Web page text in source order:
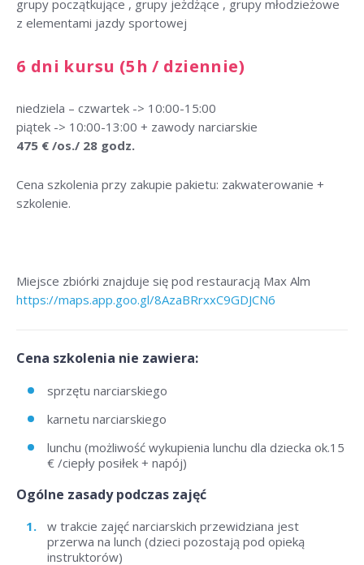
grupy początkujące , grupy jeżdżące , grupy młodzieżowe
z elementami jazdy sportowej
6 dni kursu (5h / dziennie)
niedziela – czwartek -> 10:00-15:00
piątek -> 10:00-13:00 + zawody narciarskie
475 € /os./ 28 godz.
Cena szkolenia przy zakupie pakietu: zakwaterowanie +
szkolenie.
Miejsce zbiórki znajduje się pod restauracją Max Alm
https://maps.app.goo.gl/8AzaBRrxxC9GDJCN6
Cena szkolenia nie zawiera:
sprzętu narciarskiego
karnetu narciarskiego
lunchu (możliwość wykupienia lunchu dla dziecka ok.15
€ /ciepły posiłek + napój)
Ogólne zasady podczas zajęć
w trakcie zajęć narciarskich przewidziana jest
przerwa na lunch (dzieci pozostają pod opieką
instruktorów)